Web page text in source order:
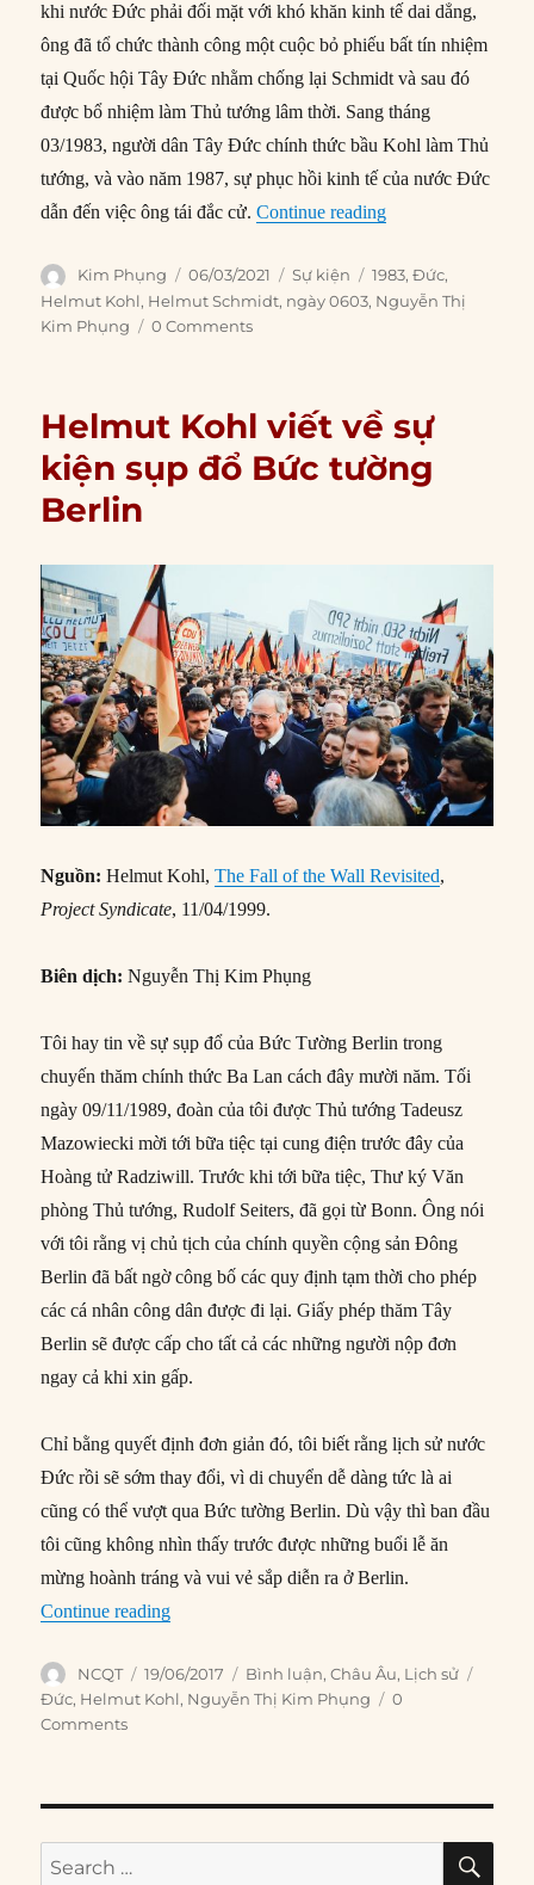
khi nước Đức phải đối mặt với khó khăn kinh tế dai dẳng,
ông đã tổ chức thành công một cuộc bỏ phiếu bất tín nhiệm
tại Quốc hội Tây Đức nhằm chống lại Schmidt và sau đó
được bổ nhiệm làm Thủ tướng lâm thời. Sang tháng
03/1983, người dân Tây Đức chính thức bầu Kohl làm Thủ
tướng, và vào năm 1987, sự phục hồi kinh tế của nước Đức
dẫn đến việc ông tái đắc cử.Continue reading“06/03/1983:
Author
Kim Phụng
Posted
on
06/03/2021 Categories
Sự kiện Tags
1983,Đức,
Helmut Kohl, Helmut Schmidt, ngày 0603, Nguyễn Thị
Kim Phụng
0 Comments
Helmut Kohl viết về sự
kiện sụp đổ Bức tường
Berlin
Nguồn: Helmut Kohl,The Fall of the Wall Revisited,
Project Syndicate, 11/04/1999.
Biên dịch:Nguyễn Thị Kim Phụng
Tôi hay tin về sự sụp đổ của Bức Tường Berlin trong
chuyến thăm chính thức Ba Lan cách đây mười năm. Tối
ngày 09/11/1989, đoàn của tôi được Thủ tướng Tadeusz
Mazowiecki mời tới bữa tiệc tại cung điện trước đây của
Hoàng tử Radziwill. Trước khi tới bữa tiệc, Thư ký Văn
phòng Thủ tướng, Rudolf Seiters, đã gọi từ Bonn. Ông nói
với tôi rằng vị chủ tịch của chính quyền cộng sản Đông
Berlin đã bất ngờ công bố các quy định tạm thời cho phép
các cá nhân công dân được đi lại. Giấy phép thăm Tây
Berlin sẽ được cấp cho tất cả các những người nộp đơn
ngay cả khi xin gấp.
Chỉ bằng quyết định đơn giản đó, tôi biết rằng lịch sử nước
Đức rồi sẽ sớm thay đổi, vì di chuyển dễ dàng tức là ai
cũng có thể vượt qua Bức tường Berlin. Dù vậy thì ban đầu
tôi cũng không nhìn thấy trước được những buổi lễ ăn
mừng hoành tráng và vui vẻ sắp diễn ra ở Berlin.
Continue reading“Helmut Kohl viết về sự kiện sụp đổ Bức
Author
NCQT
Posted
on
19/06/2017 Categories
Bình luận,Châu Âu, Lịch sử
Đức, Helmut Kohl, Nguyễn Thị Kim Phụng
0
Comments
Search